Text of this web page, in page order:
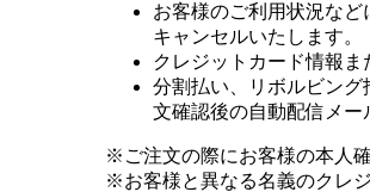
お客様のご利用状況な
キャンセルいたします。
クレジットカード情報
分割払い、リボルビング
文確認後の自動配信メー
※ご注文の際にお客様の本人
※お客様と異なる名義のクレ